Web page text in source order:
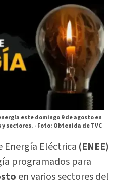
este domingo 9 de agosto en
sectores. -Foto: Obtenida de TVC
Energía Eléctrica (ENEE)
programados para
en varios sectores del